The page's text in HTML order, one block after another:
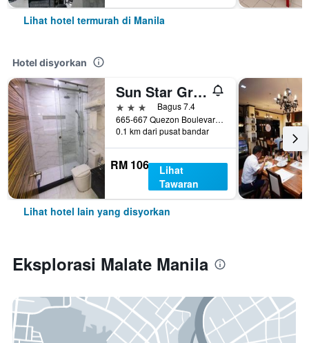
Lihat hotel termurah di Manila
Hotel disyorkan
Sun Star Grand Hotel
3 bintangBagus 7.4
665-667 Quezon Boulevard, Manila, Filipina
0.1 km dari pusat bandar
RM 106
Lihat
Tawaran
Lihat hotel lain yang disyorkan
Eksplorasi Malate Manila